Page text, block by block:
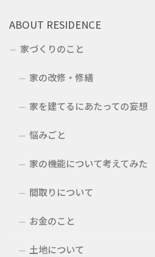
ABOUT RESIDENCE
家づくりのこと
家の改修・修繕
家を建てるにあたっての妄想
悩みごと
家の機能について考えてみた
間取りについて
お金のこと
土地について